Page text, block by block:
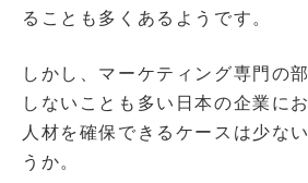
ることも多くあるようです。
しかし、マーケティング専門の
しないことも多い日本の企業に
人材を確保できるケースは少な
うか。